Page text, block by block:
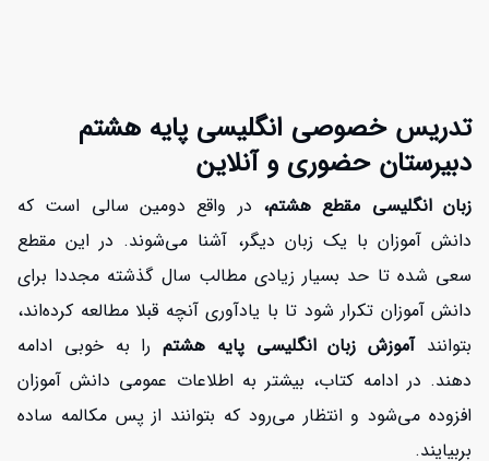
تدریس خصوصی انگلیسی پایه هشتم
دبیرستان حضوری و آنلاین
زبان انگلیسی مقطع هشتم، در واقع دومین سالی است که
دانش آموزان با یک زبان دیگر، آشنا می‌شوند. در این مقطع
سعی شده تا حد بسیار زیادی مطالب سال گذشته مجددا برای
دانش آموزان تکرار شود تا با یادآوری آنچه قبلا مطالعه کرده‌اند،
بتوانندآموزش زبان انگلیسی پایه هشتمرا به خوبی ادامه
دهند. در ادامه کتاب، بیشتر به اطلاعات عمومی دانش آموزان
افزوده می‌شود و انتظار می‌رود که بتوانند از پس مکالمه ساده
بربیایند.